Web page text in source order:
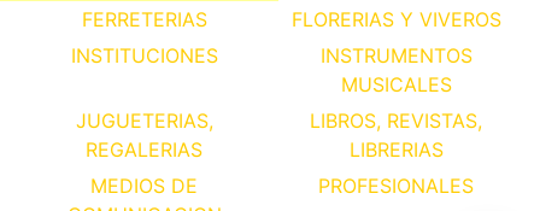
FERRETERIAS
FLORERIAS Y VIVEROS
INSTITUCIONES
INSTRUMENTOS
MUSICALES
JUGUETERIAS,
REGALERIAS
LIBROS, REVISTAS,
LIBRERIAS
MEDIOS DE
PROFESIONALES